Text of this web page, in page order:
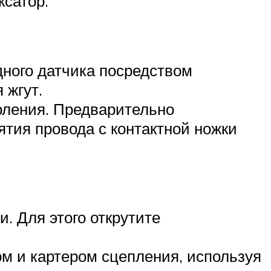
датчика посредством
жгут.
Предварительно
провода с контактной ножки
Для этого открутите
и картером сцепления, используя